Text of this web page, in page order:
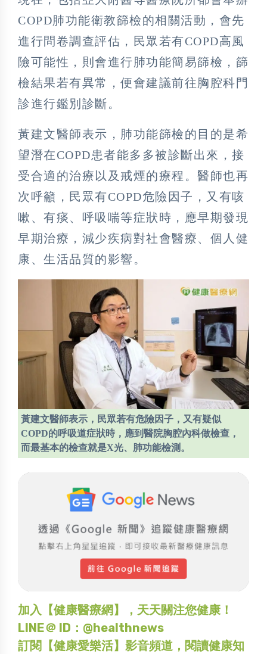
COPD肺功能衛教篩檢的相關活動，會先
進行問卷調查評估，民眾若有COPD高風
險可能性，則會進行肺功能簡易篩檢，篩
檢結果若有異常，便會建議前往胸腔科門
診進行鑑別診斷。
黃建文醫師表示，肺功能篩檢的目的是希
望潛在COPD患者能多多被診斷出來，接
受合適的治療以及戒煙的療程。醫師也再
次呼籲，民眾有COPD危險因子，又有咳
嗽、有痰、呼吸喘等症狀時，應早期發現
早期治療，減少疾病對社會醫療、個人健
康、生活品質的影響。
黃建文醫師表示，民眾若有危險因子，又有疑似
COPD的呼吸道症狀時，應到醫院胸腔內科做檢查，
而最基本的檢查就是X光、肺功能檢測。
加入【健康醫療網】，天天關注您健康！
LINE＠ ID：@healthnews
訂閱【健康愛樂活】影音頻道，閱讀健康知